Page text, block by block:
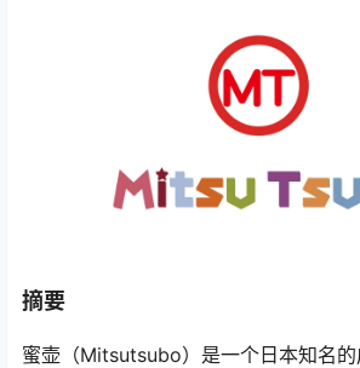
摘要
蜜壶（Mitsutsubo）是一个日本知名